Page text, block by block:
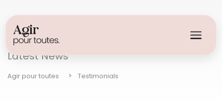
Blog
Latest News
Agir pour toutes Testimonials